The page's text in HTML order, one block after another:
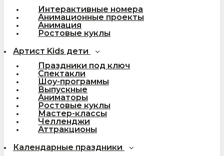
Интерактивные номера
Анимационные проекты
Анимация
Ростовые куклы
Артист Kids дети
Праздники под ключ
Спектакли
Шоу-программы
Выпускные
Аниматоры
Ростовые куклы
Мастер-классы
Челленджи
Аттракционы
Календарные праздники